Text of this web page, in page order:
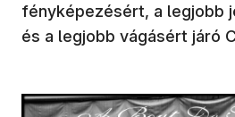
fényképezésért, a legjobb
és a legjobb vágásért járó